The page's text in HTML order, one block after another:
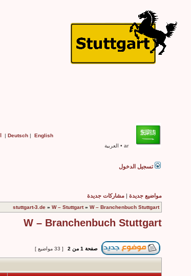
ar • العربية
Deutsch | English
|
تسجيل الدخول
مواضيع جديدة | مشاركات جديدة
stuttgart-3.de » W – Stuttgart» W – Branchenbuch Stuttgart
W – Branchenbuch Stuttgart
صفحة 1 من 2 [ 33 مواضيع ]